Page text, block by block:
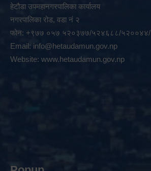
हेटौडा उपमहानगरपालिका कार्यालय
नगरपालिका रोड, वडा नं २
फोन: +९७७ ०५७ ५२०३७७/५२४६८८/५२००४४/
Email: info@hetaudamun.gov.np
Website: www.hetaudamun.gov.np